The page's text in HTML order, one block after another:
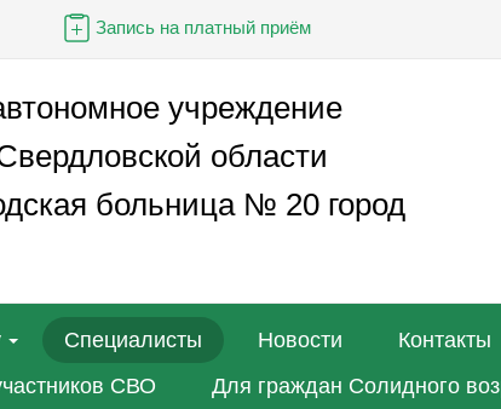
Запись на платный приём
учреждение
области
больница № 20 город
Специалисты Новости Контакты
СВО
Для граждан Солидного